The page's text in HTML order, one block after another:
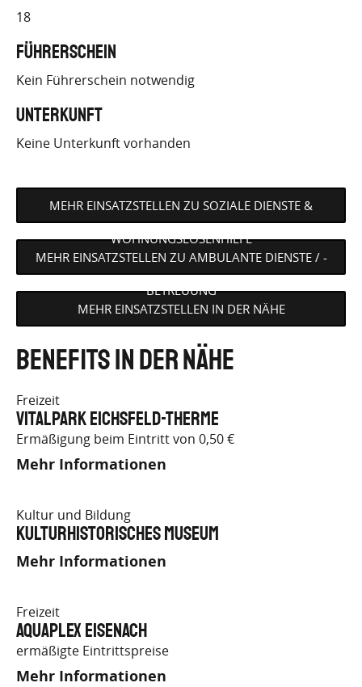
18
Führerschein
Kein Führerschein notwendig
Unterkunft
Keine Unterkunft vorhanden
MEHR EINSATZSTELLEN ZU SOZIALE DIENSTE &
WOHNUNGSLOSENHILFE
MEHR EINSATZSTELLEN ZU AMBULANTE DIENSTE / -
BETREUUNG
MEHR EINSATZSTELLEN IN DER NÄHE
Benefits in der Nähe
Freizeit
Vitalpark Eichsfeld-Therme
Ermäßigung beim Eintritt von 0,50 €
Mehr Informationen
Kultur und Bildung
Kulturhistorisches Museum
Mehr Informationen
Freizeit
aquaplex Eisenach
ermäßigte Eintrittspreise
Mehr Informationen